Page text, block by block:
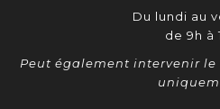
Du lundi au
de 9h à
Peut également intervenir le